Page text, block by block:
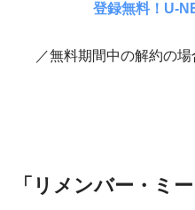
登録無料！U-
／無料期間中の解約の
「リメンバー・ミ